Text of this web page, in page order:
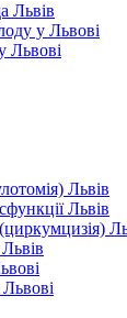
Львів
у Львові
Львові
Львів
Львів